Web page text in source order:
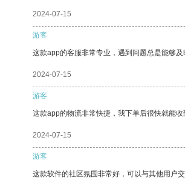
2024-07-15
游客
这款app的客服非常专业，遇到问题总是能够
2024-07-15
游客
这款app的物流非常快捷，我下单后很快就能收
2024-07-15
游客
这款软件的社区氛围非常好，可以与其他用户交